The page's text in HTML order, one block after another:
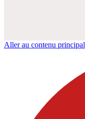
Aller au contenu principal